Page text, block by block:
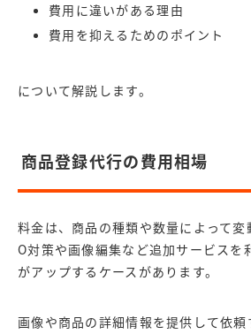
費用に違いがある理由
費用を抑えるためのポイント
について解説します。
商品登録代行の費用相場
料金は、商品の種類や数量によって変
O対策や画像編集など追加サービスを
がアップするケースがあります。
画像や商品の詳細情報を提供して依